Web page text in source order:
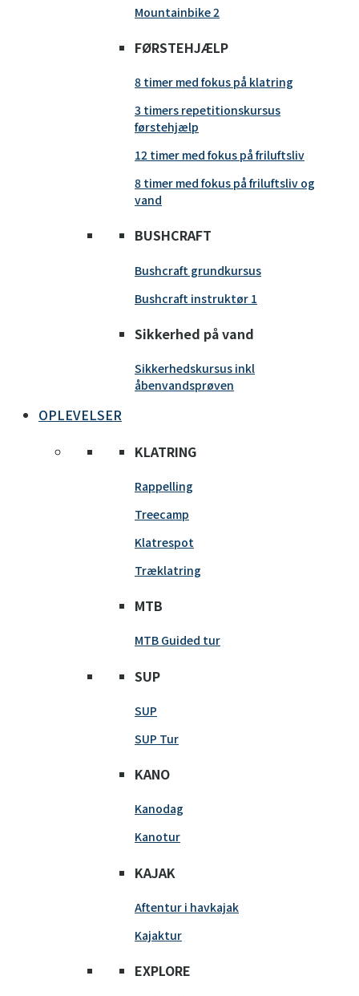
Mountainbike 2
FØRSTEHJÆLP
8 timer med fokus på klatring
3 timers repetitionskursus
førstehjælp
12 timer med fokus på friluftsliv
8 timer med fokus på friluftsliv og
vand
BUSHCRAFT
Bushcraft grundkursus
Bushcraft instruktør 1
Sikkerhed på vand
Sikkerhedskursus inkl
åbenvandsprøven
OPLEVELSER
KLATRING
Rappelling
Treecamp
Klatrespot
Træklatring
MTB
MTB Guided tur
SUP
SUP
SUP Tur
KANO
Kanodag
Kanotur
KAJAK
Aftentur i havkajak
Kajaktur
EXPLORE